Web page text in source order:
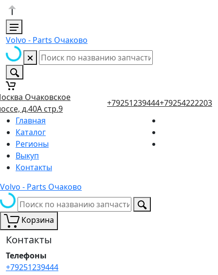
Volvo - Parts Очаково
Очаковское
д.40А стр.9
+79251239444+79254222203
Главная
Каталог
Регионы
Выкуп
Контакты
Volvo - Parts Очаково
Корзина
Контакты
Телефоны
+79251239444